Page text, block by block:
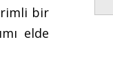
bir
elde